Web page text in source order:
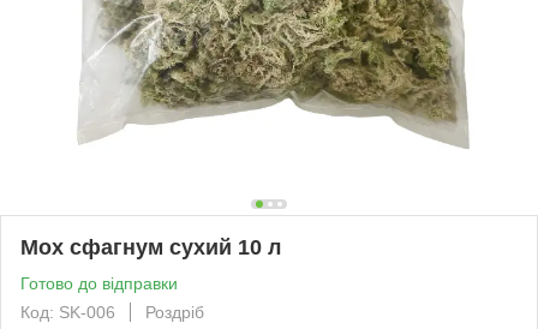
Мох сфагнум сухий 10 л
Готово до відправки
Код: SK-006
Роздріб